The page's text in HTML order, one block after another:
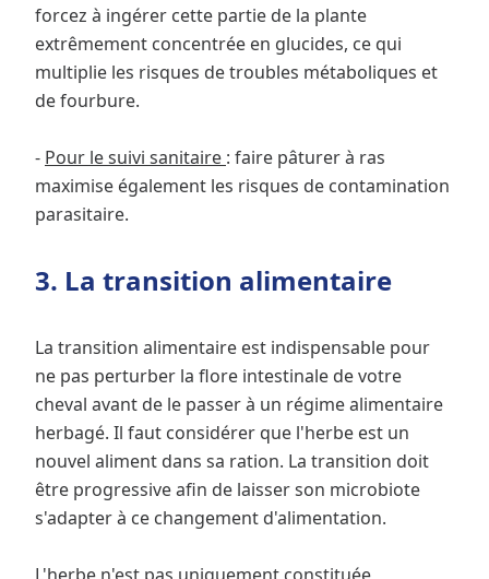
forcez à ingérer cette partie de la plante
extrêmement concentrée en glucides, ce qui
multiplie les risques de troubles métaboliques et
de fourbure.
- Pour le suivi sanitaire : faire pâturer à ras
maximise également les risques de contamination
parasitaire.
3. La transition alimentaire
La transition alimentaire est indispensable pour
ne pas perturber la flore intestinale de votre
cheval avant de le passer à un régime alimentaire
herbagé. Il faut considérer que l'herbe est un
nouvel aliment dans sa ration. La transition doit
être progressive afin de laisser son microbiote
s'adapter à ce changement d'alimentation.